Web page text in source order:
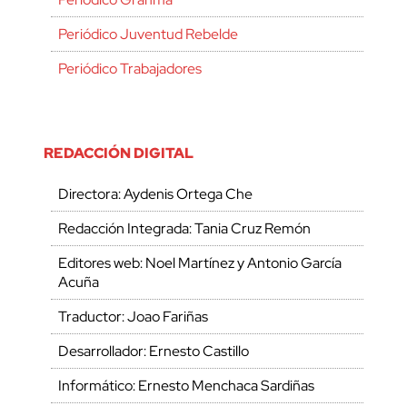
Periódico Juventud Rebelde
Periódico Trabajadores
REDACCIÓN DIGITAL
Directora: Aydenis Ortega Che
Redacción Integrada: Tania Cruz Remón
Editores web: Noel Martínez y Antonio García
Acuña
Traductor: Joao Fariñas
Desarrollador: Ernesto Castillo
Informático: Ernesto Menchaca Sardiñas